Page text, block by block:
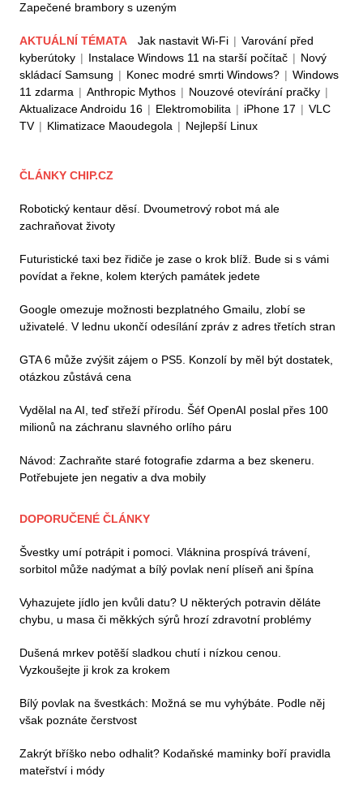
Zapečené brambory s uzeným
AKTUÁLNÍ TÉMATA Jak nastavit Wi-Fi | Varování před
kyberútoky | Instalace Windows 11 na starší počítač | Nový
skládací Samsung | Konec modré smrti Windows? | Windows
11 zdarma | Anthropic Mythos | Nouzové otevírání pračky |
Aktualizace Androidu 16 | Elektromobilita | iPhone 17 | VLC
TV | Klimatizace Maoudegola | Nejlepší Linux
ČLÁNKY CHIP.CZ
Robotický kentaur děsí. Dvoumetrový robot má ale
zachraňovat životy
Futuristické taxi bez řidiče je zase o krok blíž. Bude si s vámi
povídat a řekne, kolem kterých památek jedete
Google omezuje možnosti bezplatného Gmailu, zlobí se
uživatelé. V lednu ukončí odesílání zpráv z adres třetích stran
GTA 6 může zvýšit zájem o PS5. Konzolí by měl být dostatek,
otázkou zůstává cena
Vydělal na AI, teď střeží přírodu. Šéf OpenAI poslal přes 100
milionů na záchranu slavného orlího páru
Návod: Zachraňte staré fotografie zdarma a bez skeneru.
Potřebujete jen negativ a dva mobily
DOPORUČENÉ ČLÁNKY
Švestky umí potrápit i pomoci. Vláknina prospívá trávení,
sorbitol může nadýmat a bílý povlak není plíseň ani špína
Vyhazujete jídlo jen kvůli datu? U některých potravin děláte
chybu, u masa či měkkých sýrů hrozí zdravotní problémy
Dušená mrkev potěší sladkou chutí i nízkou cenou.
Vyzkoušejte ji krok za krokem
Bílý povlak na švestkách: Možná se mu vyhýbáte. Podle něj
však poznáte čerstvost
Zakrýt bříško nebo odhalit? Kodaňské maminky boří pravidla
mateřství i módy